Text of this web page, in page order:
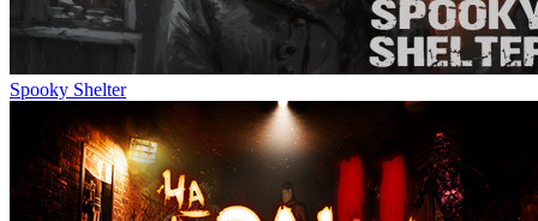
Spooky Shelter